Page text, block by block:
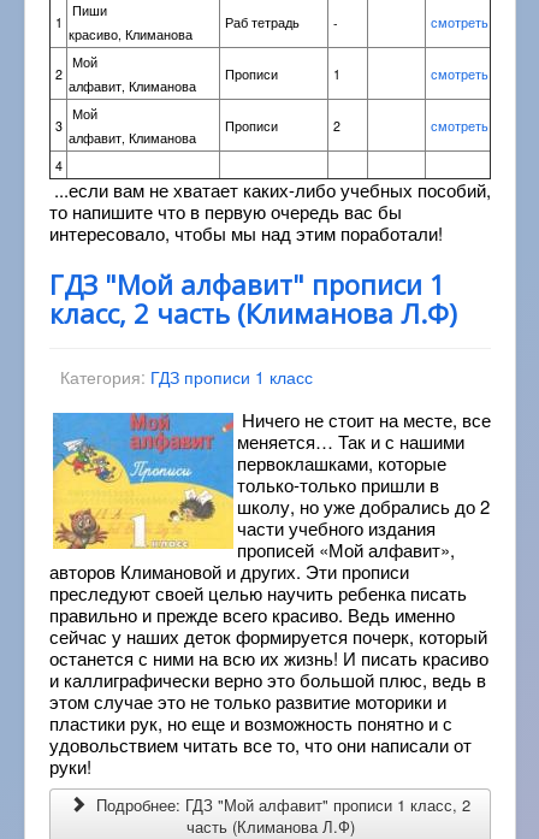
1
Пиши
красиво, Климанова
Раб тетрадь - смотреть
2
Мой
алфавит, Климанова
Прописи 1 смотреть
3
Мой
алфавит, Климанова
Прописи 2 смотреть
4
...если вам не хватает каких-либо учебных пособий,
то напишите что в первую очередь вас бы
интересовало, чтобы мы над этим поработали!
ГДЗ "Мой алфавит" прописи 1
класс, 2 часть (Климанова Л.Ф)
Категория: ГДЗ прописи 1 класс
Ничего не стоит на месте, все
меняется… Так и с нашими
первоклашками, которые
только-только пришли в
школу, но уже добрались до 2
части учебного издания
прописей «Мой алфавит»,
авторов Климановой и других. Эти прописи
преследуют своей целью научить ребенка писать
правильно и прежде всего красиво. Ведь именно
сейчас у наших деток формируется почерк, который
останется с ними на всю их жизнь! И писать красиво
и каллиграфически верно это большой плюс, ведь в
этом случае это не только развитие моторики и
пластики рук, но еще и возможность понятно и с
удовольствием читать все то, что они написали от
руки!
Подробнее: ГДЗ "Мой алфавит" прописи 1 класс, 2
часть (Климанова Л.Ф)